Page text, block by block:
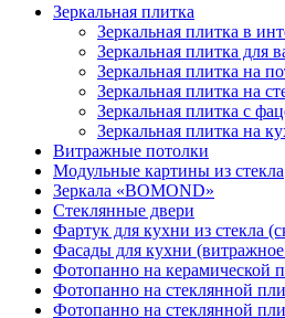
Зеркальная плитка
Зеркальная плитка в
Зеркальная плитка для
Зеркальная плитка на
Зеркальная плитка на
Зеркальная плитка с
Зеркальная плитка на
Витражные потолки
Модульные картины из стекла
Зеркала «BOMOND»
Стеклянные двери
Фартук для кухни из стекла
Фасады для кухни (витражное
Фотопанно на керамической
Фотопанно на стеклянной
Фотопанно на стеклянной